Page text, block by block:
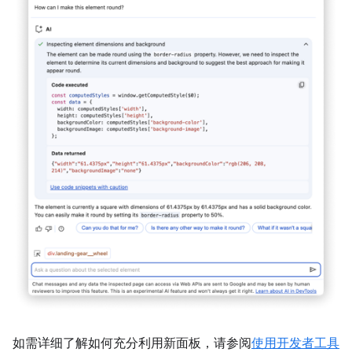
如需详细了解如何充分利用新面板，请参阅使用开发者工具